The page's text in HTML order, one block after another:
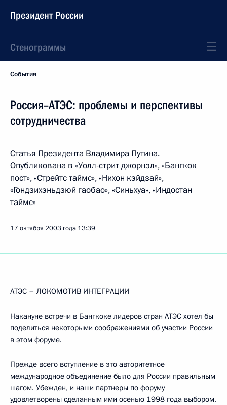
Президент России
Стенограммы
События
Россия–АТЭС: проблемы и перспективы
сотрудничества
Статья Президента Владимира Путина.
Опубликована в «Уолл-стрит джорнэл», «Бангкок
пост», «Стрейтс таймс», «Нихон кэйдзай»,
«Гондзихэньдзюй гаобао», «Синьхуа», «Индостан
таймс»
17 октября 2003 года 13:39
АТЭС – ЛОКОМОТИВ ИНТЕГРАЦИИ
Накануне встречи в Бангкоке лидеров стран АТЭС хотел бы
поделиться некоторыми соображениями об участии России
в этом форуме.
Прежде всего вступление в это авторитетное
международное объединение было для России правильным
шагом. Убежден, и наши партнеры по форуму
удовлетворены сделанным ими осенью 1998 года выбором.